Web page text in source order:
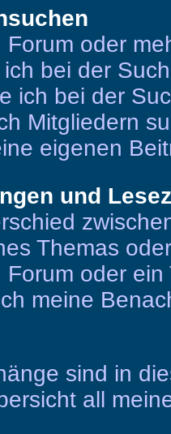
oder
bei der
ich bei der
Mitgliedern
eigenen
und
Themas
oder
meine
sind in
all